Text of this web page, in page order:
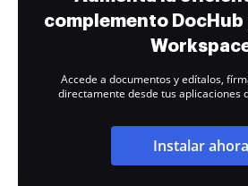
complemento DocHub
Accede a documentos y edítalos,
directamente desde tus aplicaciones
Instalar ahora